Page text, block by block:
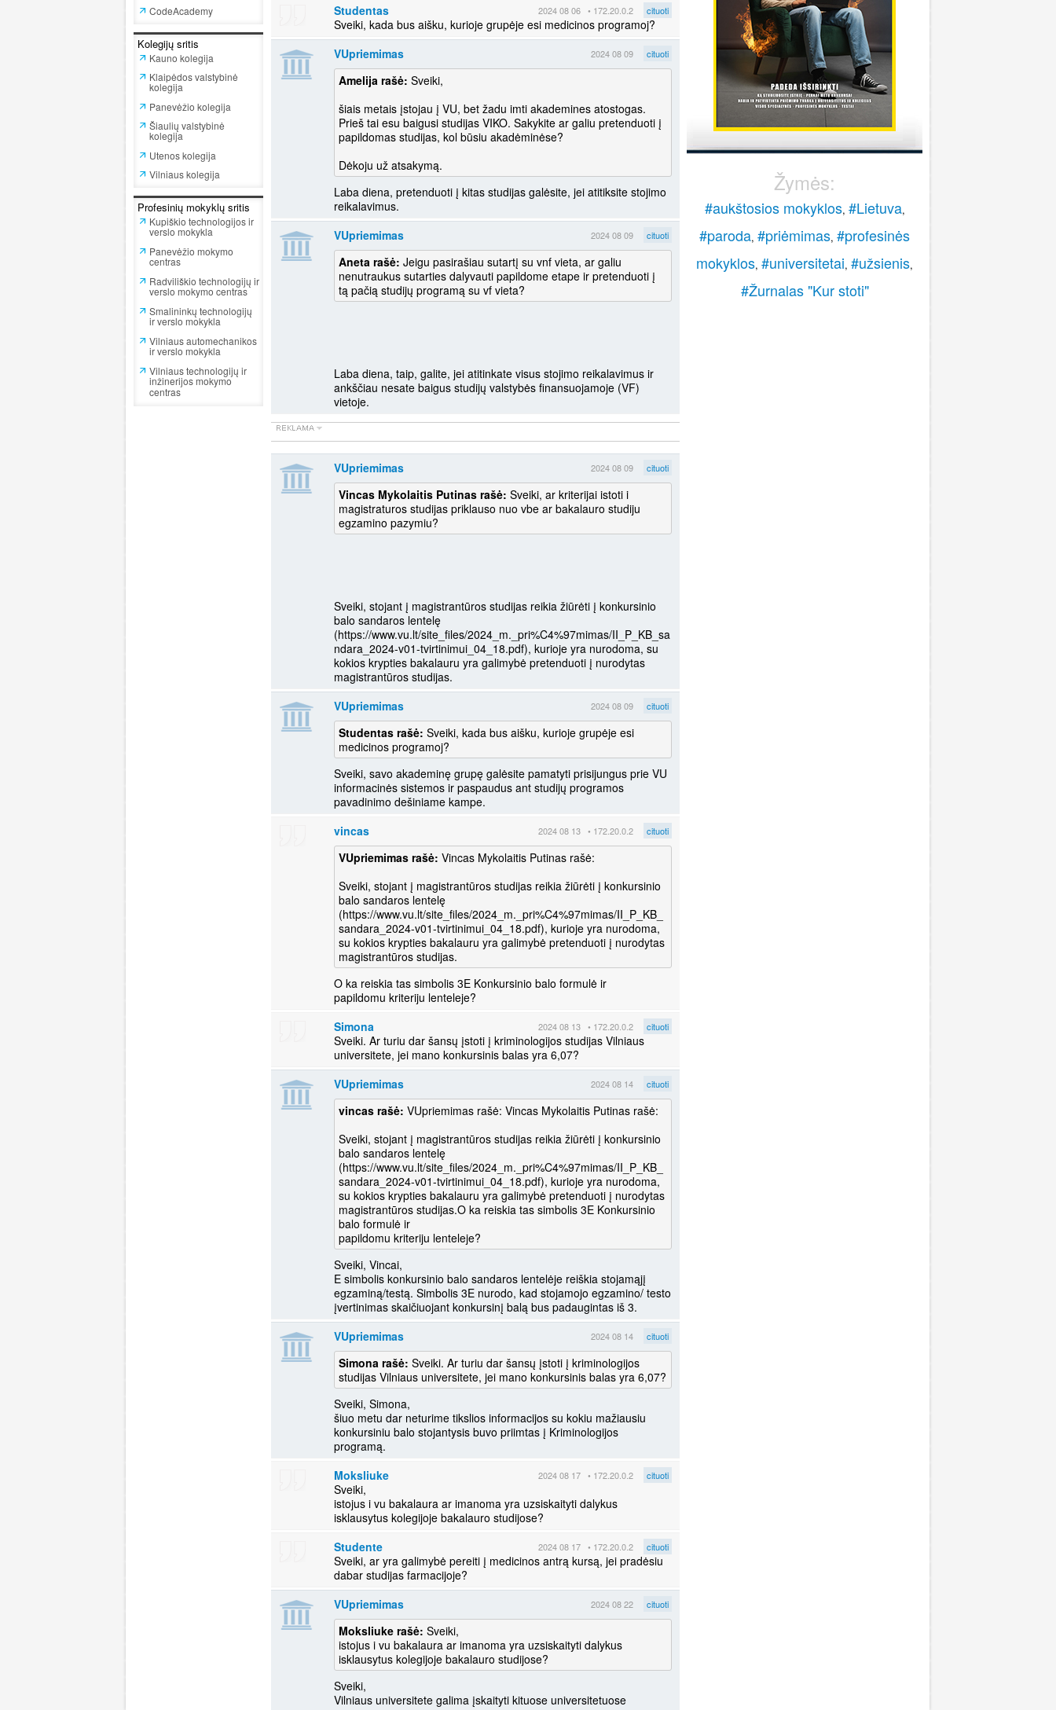
CodeAcademy
Kolegijų sritis
Kauno kolegija
Klaipėdos valstybinė
kolegija
Panevėžio kolegija
Šiaulių valstybinė
kolegija
Utenos kolegija
Vilniaus kolegija
Profesinių mokyklų sritis
Kupiškio technologijos ir
verslo mokykla
Panevėžio mokymo
centras
Radviliškio technologijų ir
verslo mokymo centras
Smalininkų technologijų
ir verslo mokykla
Vilniaus automechanikos
ir verslo mokykla
Vilniaus technologijų ir
inžinerijos mokymo
centras
Studentas
2024 08 06 • 172.20.0.2 cituoti
Sveiki, kada bus aišku, kurioje grupėje esi medicinos programoj?
VUpriemimas
2024 08 09 cituoti
Amelija rašė: Sveiki,
šiais metais įstojau į VU, bet žadu imti akademines atostogas.
Prieš tai esu baigusi studijas VIKO. Sakykite ar galiu pretenduoti į
papildomas studijas, kol būsiu akadėminėse?
Dėkoju už atsakymą.
Laba diena, pretenduoti į kitas studijas galėsite, jei atitiksite stojimo
reikalavimus.
VUpriemimas
2024 08 09 cituoti
Aneta rašė: Jeigu pasirašiau sutartį su vnf vieta, ar galiu
nenutraukus sutarties dalyvauti papildome etape ir pretenduoti į
tą pačią studijų programą su vf vieta?
Laba diena, taip, galite, jei atitinkate visus stojimo reikalavimus ir
ankščiau nesate baigus studijų valstybės finansuojamoje (VF)
vietoje.
VUpriemimas 2024 08 09 cituoti
Vincas Mykolaitis Putinas rašė: Sveiki, ar kriterijai istoti i
magistraturos studijas priklauso nuo vbe ar bakalauro studiju
egzamino pazymiu?
Sveiki, stojant į magistrantūros studijas reikia žiūrėti į konkursinio
balo sandaros lentelę
(https://www.vu.lt/site_files/2024_m._pri%C4%97mimas/II_P_KB_sa
ndara_2024-v01-tvirtinimui_04_18.pdf), kurioje yra nurodoma, su
kokios krypties bakalauru yra galimybė pretenduoti į nurodytas
magistrantūros studijas.
VUpriemimas
2024 08 09 cituoti
Studentas rašė: Sveiki, kada bus aišku, kurioje grupėje esi
medicinos programoj?
Sveiki, savo akademinę grupę galėsite pamatyti prisijungus prie VU
informacinės sistemos ir paspaudus ant studijų programos
pavadinimo dešiniame kampe.
vincas
2024 08 13 • 172.20.0.2 cituoti
VUpriemimas rašė: Vincas Mykolaitis Putinas rašė:
Sveiki, stojant į magistrantūros studijas reikia žiūrėti į konkursinio
balo sandaros lentelę
(https://www.vu.lt/site_files/2024_m._pri%C4%97mimas/II_P_KB_
sandara_2024-v01-tvirtinimui_04_18.pdf), kurioje yra nurodoma,
su kokios krypties bakalauru yra galimybė pretenduoti į nurodytas
magistrantūros studijas.
O ka reiskia tas simbolis 3E Konkursinio balo formulė ir
Simona
2024 08 13 • 172.20.0.2 cituoti
Sveiki. Ar turiu dar šansų įstoti į kriminologijos studijas Vilniaus
VUpriemimas
2024 08 14 cituoti
vincas rašė: VUpriemimas rašė: Vincas Mykolaitis Putinas rašė:
Sveiki, stojant į magistrantūros studijas reikia žiūrėti į konkursinio
balo sandaros lentelę
(https://www.vu.lt/site_files/2024_m._pri%C4%97mimas/II_P_KB_
sandara_2024-v01-tvirtinimui_04_18.pdf), kurioje yra nurodoma,
su kokios krypties bakalauru yra galimybė pretenduoti į nurodytas
magistrantūros studijas.O ka reiskia tas simbolis 3E Konkursinio
balo formulė ir
papildomu kriteriju lenteleje?
Sveiki, Vincai,
E simbolis konkursinio balo sandaros lentelėje reiškia stojamąjį
egzaminą/testą. Simbolis 3E nurodo, kad stojamojo egzamino/ testo
įvertinimas skaičiuojant konkursinį balą bus padaugintas iš 3.
VUpriemimas
2024 08 14 cituoti
Simona rašė: Sveiki. Ar turiu dar šansų įstoti į kriminologijos
studijas Vilniaus universitete, jei mano konkursinis balas yra 6,07?
Sveiki, Simona,
šiuo metu dar neturime tikslios informacijos su kokiu mažiausiu
konkursiniu balo stojantysis buvo priimtas į Kriminologijos
programą.
Moksliuke
2024 08 17 • 172.20.0.2 cituoti
Sveiki,
istojus i vu bakalaura ar imanoma yra uzsiskaityti dalykus
isklausytus kolegijoje bakalauro studijose?
Studente
2024 08 17 • 172.20.0.2 cituoti
Sveiki, ar yra galimybė pereiti į medicinos antrą kursą, jei pradėsiu
dabar studijas farmacijoje?
VUpriemimas
2024 08 22 cituoti
Moksliuke rašė: Sveiki,
istojus i vu bakalaura ar imanoma yra uzsiskaityti dalykus
isklausytus kolegijoje bakalauro studijose?
Sveiki,
Vilniaus universitete galima įskaityti kituose universitetuose
Sveiki, paskambinkite 070060076.
Žymės:
#aukštosios mokyklos, #Lietuva,
#paroda, #priėmimas, #profesinės
mokyklos, #universitetai, #užsienis,
#Žurnalas "Kur stoti"